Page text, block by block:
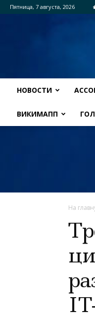
Пятница, 7 августа, 2026
НОВОСТИ
ВИКИМАПП
На